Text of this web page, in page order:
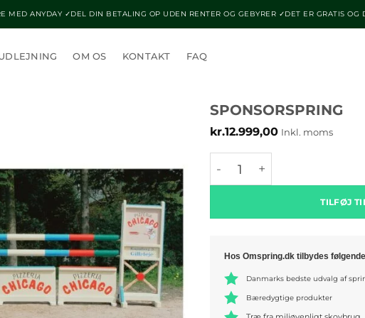
MED ANYDAY ✓DEL DIN BETALING OP UDEN RENTER OG GEBYRER ✓DET ER GRATIS OG
OM OS KONTAKT FAQ
SPONSORSPRING
kr.12.999,00 Inkl. moms
TILFØJ
Hos Omspring.dk tilbydes
Danmarks bedste udvalg af
Bæredygtige produkter